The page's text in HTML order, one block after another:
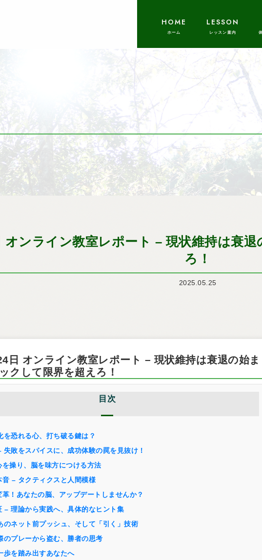
HOME LESSON
オンライン教室レポート – 現状維持は衰
ろ！
2025.05.25
日 オンライン教室レポート – 現状維持は衰退の始ま
クして限界を超えろ！
目次
を恐れる心、打ち破る鍵は？
失敗をスパイスに、成功体験の罠を見抜け！
操り、脳を味方につける方法
音 – タクティクスと人間模様
！あなたの脳、アップデートしませんか？
– 理論から実践へ、具体的なヒント集
のネット前プッシュ、そして「引く」技術
のプレーから盗む、勝者の思考
歩を踏み出すあなたへ